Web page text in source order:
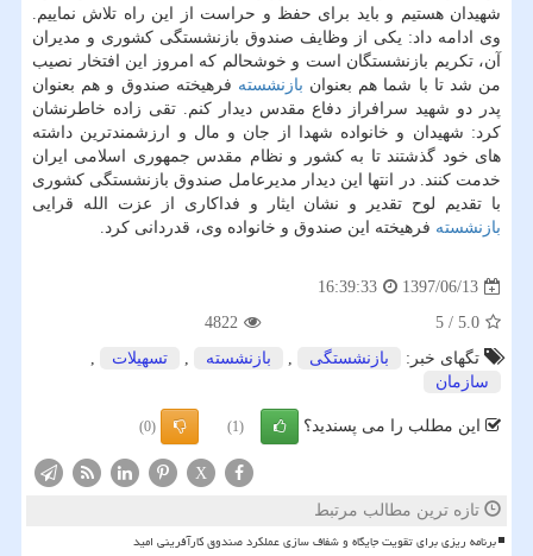
شهیدان هستیم و باید برای حفظ و حراست از این راه تلاش نماییم.
وی ادامه داد: یكی از وظایف صندوق بازنشستگی كشوری و مدیران
آن، تكریم بازنشستگان است و خوشحالم كه امروز این افتخار نصیب
من شد تا با شما هم بعنوان بازنشسته فرهیخته صندوق و هم بعنوان
پدر دو شهید سرافراز دفاع مقدس دیدار كنم. تقی زاده خاطرنشان
كرد: شهیدان و خانواده شهدا از جان و مال و ارزشمندترین داشته
های خود گذشتند تا به كشور و نظام مقدس جمهوری اسلامی ایران
خدمت كنند. در انتها این دیدار مدیرعامل صندوق بازنشستگی كشوری
با تقدیم لوح تقدیر و نشان ایثار و فداكاری از عزت الله قرایی
بازنشسته فرهیخته این صندوق و خانواده وی، قدردانی كرد.
1397/06/13
16:39:33
5.0
/
5
4822
تگهای خبر:
بازنشستگی , بازنشسته , تسهیلات
,
سازمان
این مطلب را می پسندید؟ (1)
(0)
X
تازه ترین مطالب مرتبط
برنامه ریزی برای تقویت جایگاه و شفاف سازی عملکرد صندوق کارآفرینی امید